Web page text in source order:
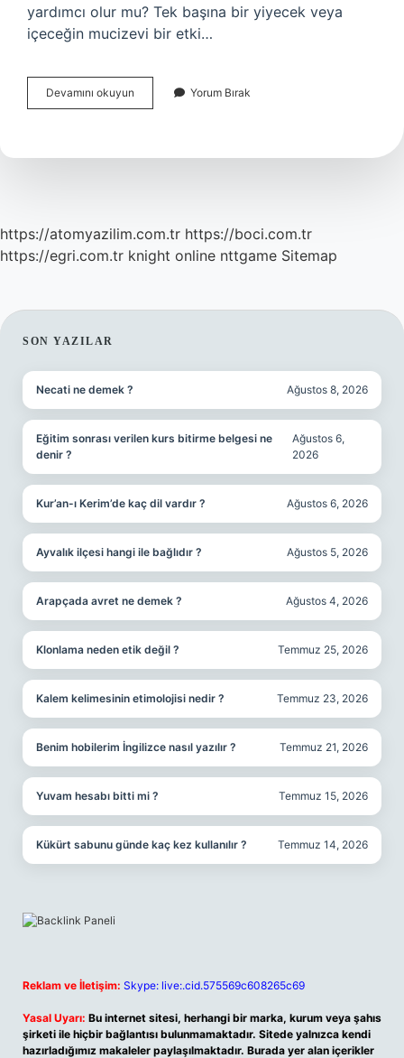
yardımcı olur mu? Tek başına bir yiyecek veya
içeceğin mucizevi bir etki…
Devamını okuyun Maydanoz
Yağları
Yorum Bırak
https://atomyazilim.com.tr https://boci.com.tr
https://egri.com.tr knight online nttgame Sitemap
SIDEBAR
SON YAZILAR
Necati ne demek ? Ağustos 8, 2026
Eğitim sonrası verilen kurs bitirme belgesi ne
denir ?
Ağustos 6,
2026
Kur’an-ı Kerim’de kaç dil vardır ? Ağustos 6, 2026
Ayvalık ilçesi hangi ile bağlıdır ? Ağustos 5, 2026
Arapçada avret ne demek ? Ağustos 4, 2026
Klonlama neden etik değil ? Temmuz 25, 2026
Kalem kelimesinin etimolojisi nedir ? Temmuz 23, 2026
Benim hobilerim İngilizce nasıl yazılır ? Temmuz 21, 2026
Yuvam hesabı bitti mi ? Temmuz 15, 2026
Kükürt sabunu günde kaç kez kullanılır ? Temmuz 14, 2026
Reklam ve İletişim: Skype: live:.cid.575569c608265c69
Yasal Uyarı: Bu internet sitesi, herhangi bir marka, kurum veya şahıs
şirketi ile hiçbir bağlantısı bulunmamaktadır. Sitede yalnızca kendi
hazırladığımız makaleler paylaşılmaktadır. Burada yer alan içerikler